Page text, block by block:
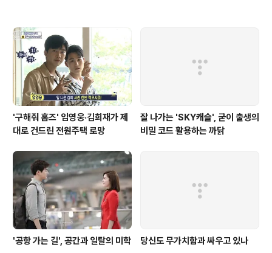
'구해줘 홈즈' 임영웅·김희재가 제
대로 건드린 전원주택 로망
잘 나가는 'SKY캐슬', 굳이 출생의
비밀 코드 활용하는 까닭
'공항 가는 길', 공간과 일탈의 미학 당신도 무가치함과 싸우고 있나